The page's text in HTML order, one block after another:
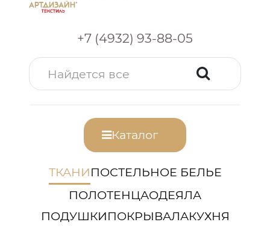
+7 (4932) 93-88-05
Каталог
ТКАНИПОСТЕЛЬНОЕ БЕЛЬЕ
ПОЛОТЕНЦАОДЕЯЛА
ПОДУШКИПОКРЫВАЛАКУХНЯ